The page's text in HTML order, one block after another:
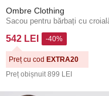
Ombre Clothing
542 LEI
Preț obișnuit 899 LEI
-40%
Preț cu cod EXTRA20